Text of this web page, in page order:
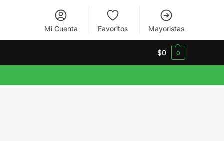
Mi Cuenta Favoritos Mayoristas
$0 0